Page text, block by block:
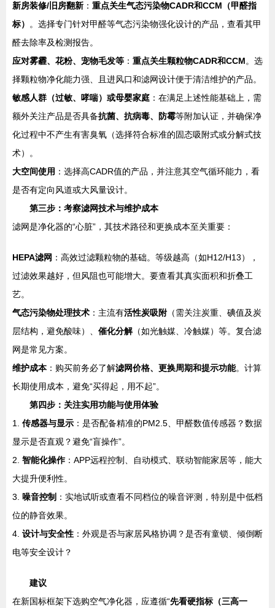
新房装修/旧房翻新 ： 重点关生气态污染物CADR和CCM（甲醛指
标）
。选择专门针对甲醛等气态污染物强化设计的产品，查看其甲
醛去除率及检测报告。
应对雾霾、花粉、宠物毛发等 ： 重点关生颗粒物CADR和CCM。选
择颗粒物净化能力强、且进风口和滤网设计便于清洁维护的产品。
敏感人群（过敏、哮喘）或母婴家庭 ：在满足上述性能基础上，需
额外关注产品是否具备抗菌、抗病毒、防霉等附加认证，并确保净
化过程中不产生有害臭氧（选择符合标准的固态吸附式或分解式技
术）。
大空间使用 ：选择高CADR值的产品，并注意其空气循环能力，看
是否有定向风道或大风量设计。
第三步：考察滤网技术与维护成本
滤网是净化器的“心脏”，其技术路径和更换成本至关重要：
HEPA滤网 ：高效过滤颗粒物的基础。等级越高（如H12/H13），
过滤效果越好，但风阻也可能增大。要查看其真实面积和折叠工
艺。
气态污染物处理技术 ：主流有活性炭吸附 （需关注炭重、碘值及炭
层结构，避免酸味）、 催化分解（如光触媒、冷触媒）等。复合滤
网是常见方案。
维护成本：购买前务必了解滤网价格、更换周期和提示功能。计算
长期使用成本，避免“买得起，用不起”。
第四步：关注实用功能与使用体验
1. 传感器与显示 ：是否配备精准的PM2.5、甲醛数值传感器？数据
显示是否直观？避免“盲操作”。
2. 智能化操作：APP远程控制、自动模式、联动智能家居等，能大
大提升便利性。
3.
噪音控制 ：实地试听或查看不同档位的噪音评测，特别是中低档
位的静音效果。
4. 设计与安全性 ：外观是否与家居风格协调？是否有童锁、倾倒断
电等安全设计？
建议
在新国标框架下选购空气净化器，应遵循“先看硬指标（三高一